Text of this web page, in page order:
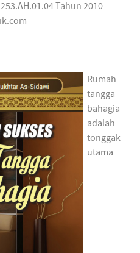
Tahun 2010
Rumah
tangga
bahagia
adalah
tonggak
utama